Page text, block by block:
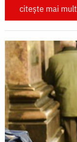
citește mai mult